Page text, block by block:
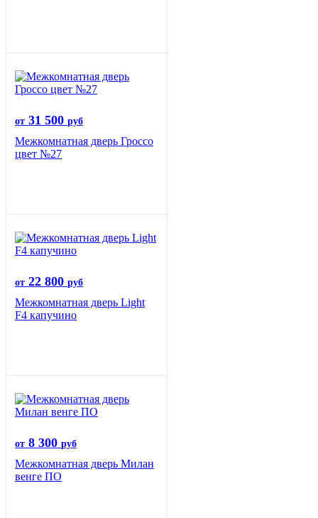
от 31 500 руб
Межкомнатная дверь Гроссо
цвет №27
от 22 800 руб
Межкомнатная дверь Light
F4 капучино
от 8 300 руб
Межкомнатная дверь Милан
венге ПО